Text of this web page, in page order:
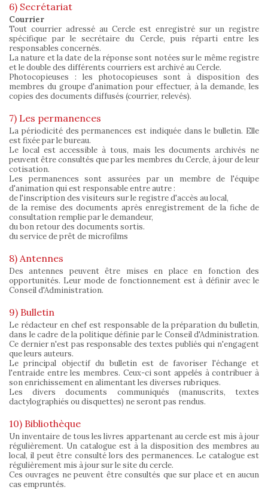
6) Secrétariat
Courrier
Tout courrier adressé au Cercle est enregistré sur un registre
spécifique par le secrétaire du Cercle, puis réparti entre les
responsables concernés.
La nature et la date de la réponse sont notées sur le même registre
et le double des différents courriers est archivé au Cercle.
Photocopieuses : les photocopieuses sont à disposition des
membres du groupe d'animation pour effectuer, à la demande, les
copies des documents diffusés (courrier, relevés).
7) Les permanences
La périodicité des permanences est indiquée dans le bulletin. Elle
est fixée par le bureau.
Le local est accessible à tous, mais les documents archivés ne
peuvent être consultés que par les membres du Cercle, à jour de leur
cotisation.
Les permanences sont assurées par un membre de l'équipe
d'animation qui est responsable entre autre :
de l'inscription des visiteurs sur le registre d'accès au local,
de la remise des documents après enregistrement de la fiche de
consultation remplie par le demandeur,
du bon retour des documents sortis.
du service de prêt de microfilms
8) Antennes
Des antennes peuvent être mises en place en fonction des
opportunités. Leur mode de fonctionnement est à définir avec le
Conseil d'Administration.
9) Bulletin
Le rédacteur en chef est responsable de la préparation du bulletin,
dans le cadre de la politique définie par le Conseil d'Administration.
Ce dernier n'est pas responsable des textes publiés qui n'engagent
que leurs auteurs.
Le principal objectif du bulletin est de favoriser l'échange et
l'entraide entre les membres. Ceux-ci sont appelés à contribuer à
son enrichissement en alimentant les diverses rubriques.
Les divers documents communiqués (manuscrits, textes
dactylographiés ou disquettes) ne seront pas rendus.
10) Bibliothèque
Un inventaire de tous les livres appartenant au cercle est mis à jour
régulièrement. Un catalogue est à la disposition des membres au
local, il peut être consulté lors des permanences. Le catalogue est
régulièrement mis à jour sur le site du cercle.
Ces ouvrages ne peuvent être consultés que sur place et en aucun
cas empruntés.